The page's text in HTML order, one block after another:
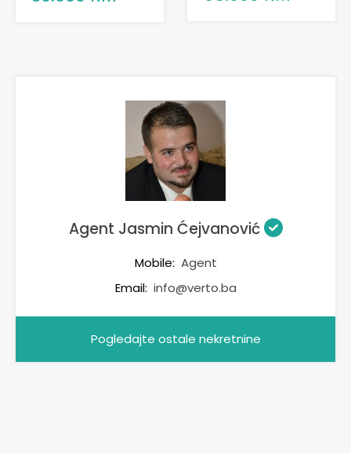
Agent Jasmin Ćejvanović
Mobile: Agent
Email: info@verto.ba
Pogledajte ostale nekretnine